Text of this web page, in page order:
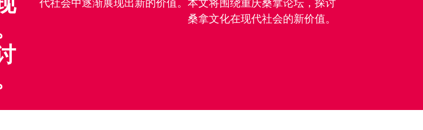
桑拿文化在现代社会的新价值。